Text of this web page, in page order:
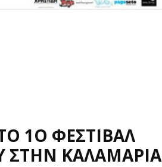
1Ο ΦΕΣΤΙΒΑΛ
ΣΤΗΝ ΚΑΛΑΜΑΡΙΑ